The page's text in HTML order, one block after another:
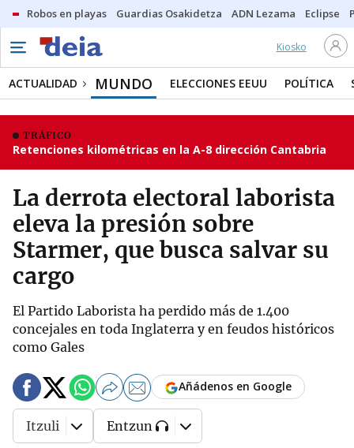
Robos en playas Guardias Osakidetza ADN Lezama Eclipse
Kiosko
ACTUALIDAD MUNDO ELECCIONES EEUU POLÍTICA
TRÁFICO
Retenciones kilométricas en la A-8 dirección Cantabria
La derrota electoral laborista
eleva la presión sobre
Starmer, que busca salvar su
cargo
El Partido Laborista ha perdido más de 1.400
concejales en toda Inglaterra y en feudos históricos
como Gales
Añádenos en Google
Itzuli Entzun